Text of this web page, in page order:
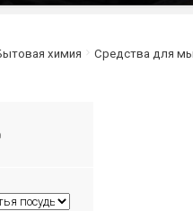
химия Средства для